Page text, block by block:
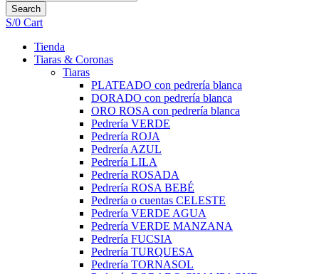
Search
S/0 Cart
Tienda
Tiaras & Coronas
Tiaras
PLATEADO con pedrería blanca
DORADO con pedrería blanca
ORO ROSA con pedrería blanca
Pedrería VERDE
Pedrería ROJA
Pedrería AZUL
Pedrería LILA
Pedrería ROSADA
Pedrería ROSA BEBÉ
Pedrería o cuentas CELESTE
Pedrería VERDE AGUA
Pedrería VERDE MANZANA
Pedrería FUCSIA
Pedrería TURQUESA
Pedrería TORNASOL